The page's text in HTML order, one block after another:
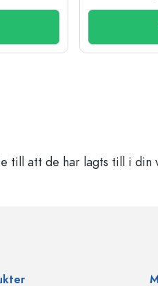
till att de har lagts till i din